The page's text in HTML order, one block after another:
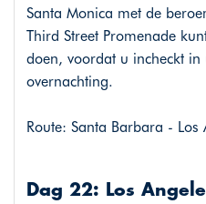
Santa Monica met de
Third Street Promenade
doen, voordat u incheckt
overnachting.
Route: Santa Barbara -
Dag 22: Los